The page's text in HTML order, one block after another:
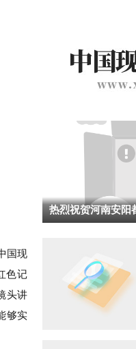
热烈祝贺河南安阳
国现
色记
头讲
够实